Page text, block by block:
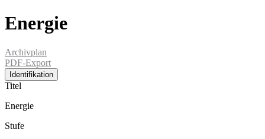
Energie
Archivplan
PDF-Export
Identifikation
Titel
Energie
Stufe